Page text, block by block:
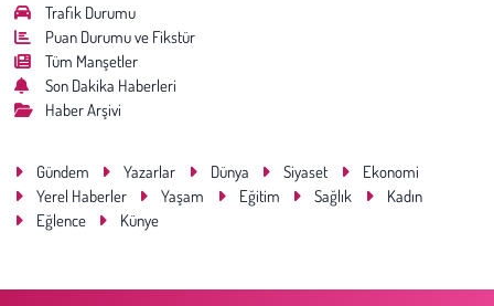
Trafik Durumu
Puan Durumu ve Fikstür
Tüm Manşetler
Son Dakika Haberleri
Haber Arşivi
Gündem Yazarlar Dünya Siyaset
Ekonomi
Yerel Haberler
Yaşam Eğitim Sağlık
Kadın
Eğlence
Künye